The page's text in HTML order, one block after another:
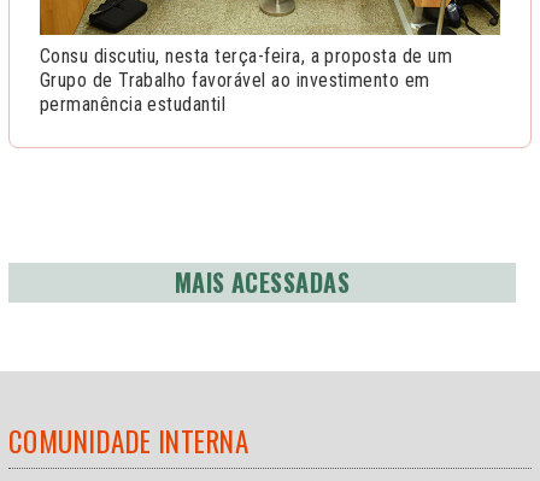
Consu discutiu, nesta terça-feira, a proposta de um
Grupo de Trabalho favorável ao investimento em
permanência estudantil
MAIS ACESSADAS
COMUNIDADE INTERNA